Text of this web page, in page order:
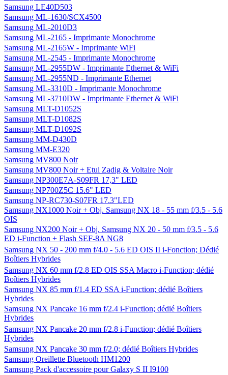
Samsung LE40D503
Samsung ML-1630/SCX4500
Samsung ML-2010D3
Samsung ML-2165 - Imprimante Monochrome
Samsung ML-2165W - Imprimante WiFi
Samsung ML-2545 - Imprimante Monochrome
Samsung ML-2955DW - Imprimante Ethernet & WiFi
Samsung ML-2955ND - Imprimante Ethernet
Samsung ML-3310D - Imprimante Monochrome
Samsung ML-3710DW - Imprimante Ethernet & WiFi
Samsung MLT-D1052S
Samsung MLT-D1082S
Samsung MLT-D1092S
Samsung MM-D430D
Samsung MM-E320
Samsung MV800 Noir
Samsung MV800 Noir + Etui Zadig & Voltaire Noir
Samsung NP300E7A-S09FR 17,3" LED
Samsung NP700Z5C 15.6" LED
Samsung NP-RC730-S07FR 17.3"LED
Samsung NX1000 Noir + Obj. Samsung NX 18 - 55 mm f/3.5 - 5.6
OIS
Samsung NX200 Noir + Obj. Samsung NX 20 - 50 mm f/3.5 - 5.6
ED i-Function + Flash SEF-8A NG8
Samsung NX 50 - 200 mm f/4.0 - 5.6 ED OIS II i-Fonction; Dédié
Boîtiers Hybrides
Samsung NX 60 mm f/2.8 ED OIS SSA Macro i-Function; dédié
Boîtiers Hybrides
Samsung NX 85 mm f/1.4 ED SSA i-Function; dédié Boîtiers
Hybrides
Samsung NX Pancake 16 mm f/2.4 i-Function; dédié Boîtiers
Hybrides
Samsung NX Pancake 20 mm f/2.8 i-Function; dédié Boîtiers
Hybrides
Samsung NX Pancake 30 mm f/2.0; dédié Boîtiers Hybrides
Samsung Oreillette Bluetooth HM1200
Samsung Pack d'accessoire pour Galaxy S II I9100